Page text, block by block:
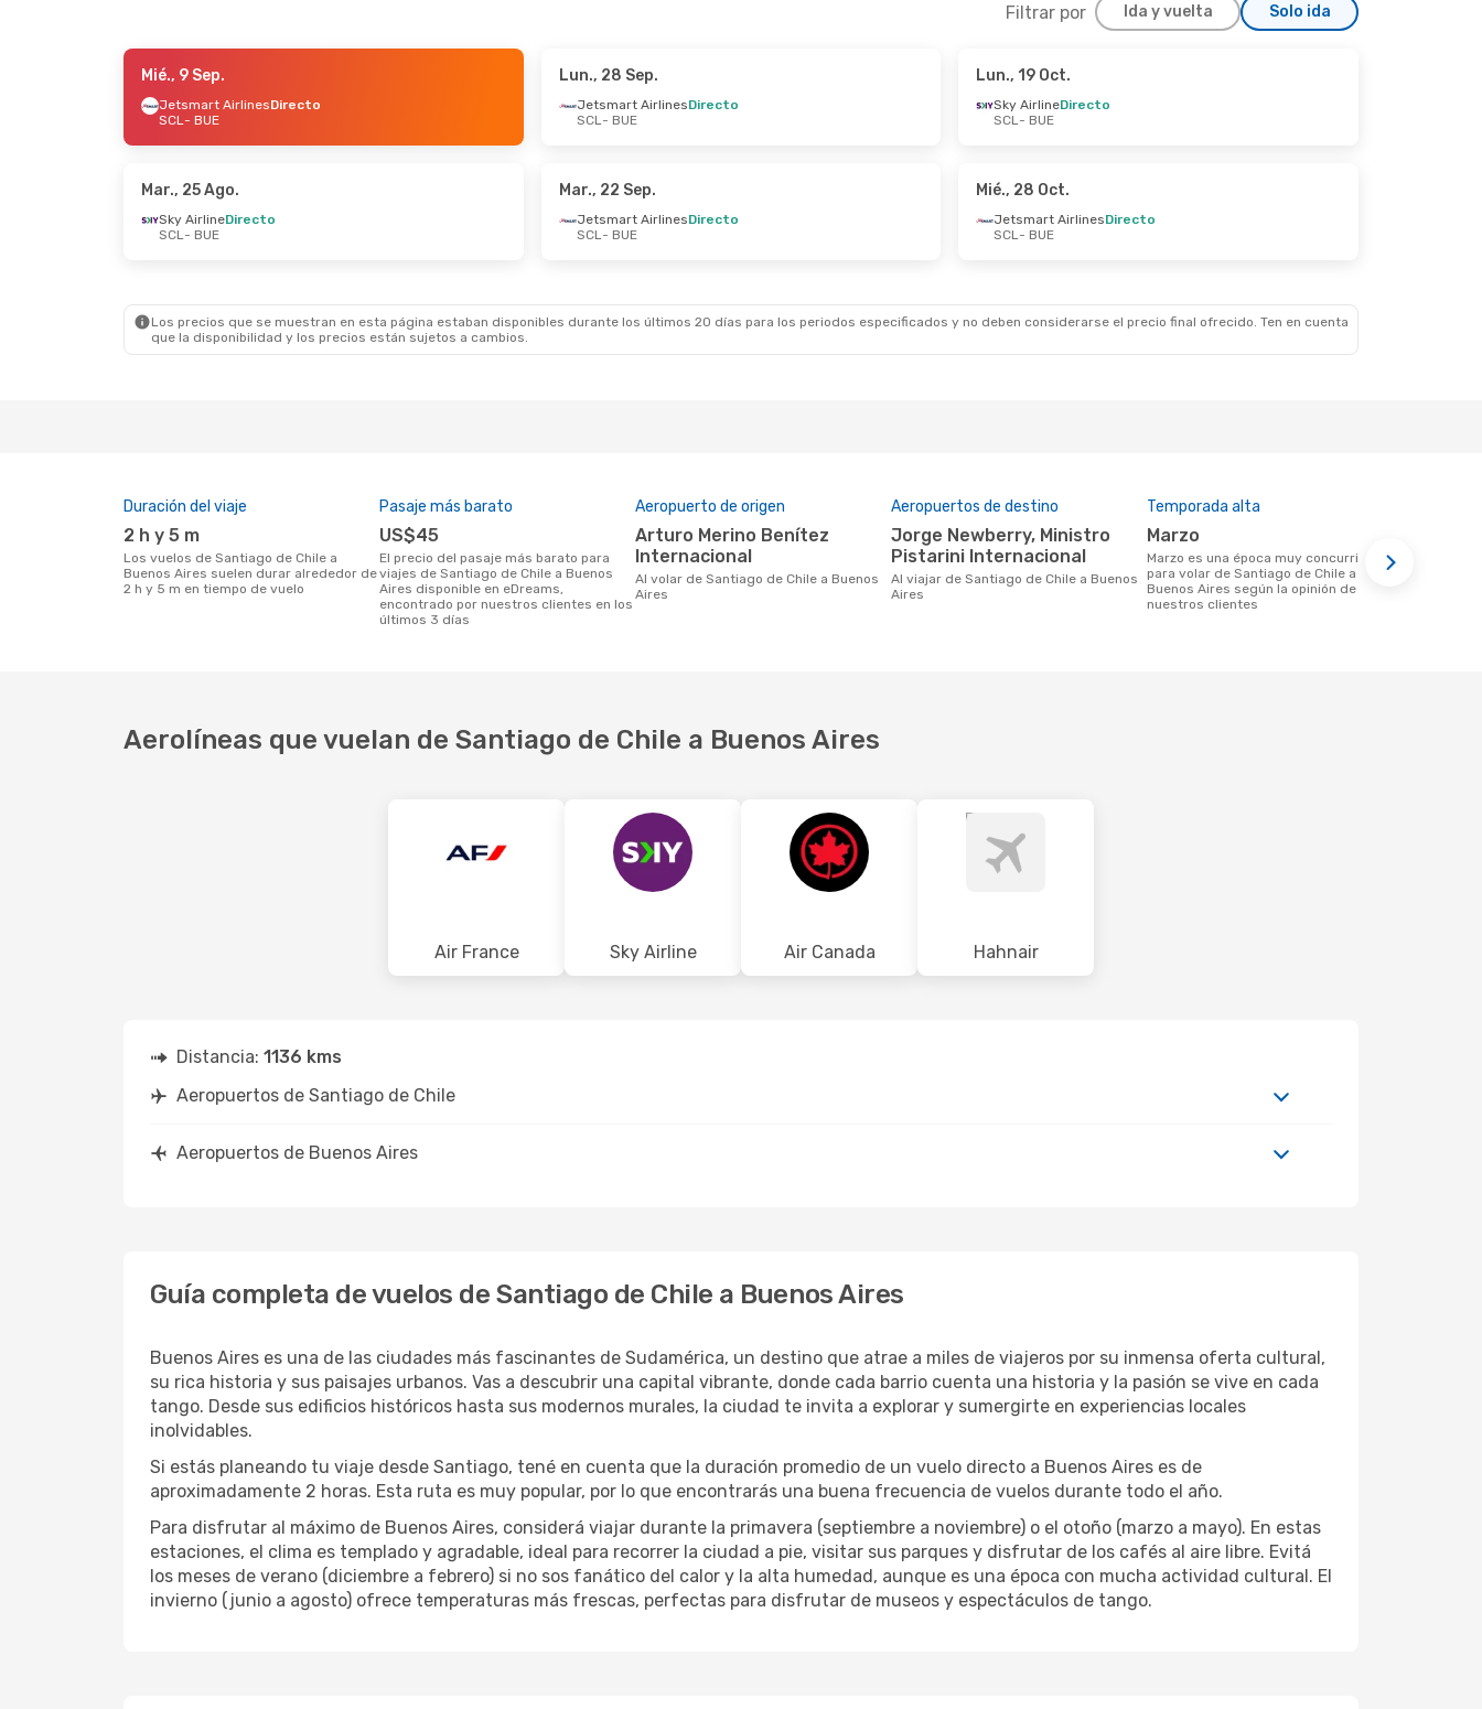
Filtrar por Ida y vuelta Solo ida
- Mié., 9 Sep.
Directo
1 Escala
Directo
- Dom., 18 Oct. - Dom., 1 Nov.
BUE
- SCL
- Mié., 7 Oct.
- SCL
Mié., 9 Sep.
Jetsmart AirlinesDirecto
SCL- BUE
Lun., 28 Sep.
Jetsmart AirlinesDirecto
SCL- BUE
Lun., 19 Oct.
Sky AirlineDirecto
SCL- BUE
Mar., 25 Ago.
Sky AirlineDirecto
SCL- BUE
Mar., 22 Sep.
Jetsmart AirlinesDirecto
SCL- BUE
Mié., 28 Oct.
Jetsmart AirlinesDirecto
SCL- BUE
Los precios que se muestran en esta página estaban disponibles durante los últimos 20 días para los periodos especificados y no deben considerarse el precio final ofrecido. Ten en cuenta
que la disponibilidad y los precios están sujetos a cambios.
Duración del viaje
2 h y 5 m
Los vuelos de Santiago de Chile a
Buenos Aires suelen durar alrededor de
2 h y 5 m en tiempo de vuelo
Pasaje más barato
US$45
El precio del pasaje más barato para
viajes de Santiago de Chile a Buenos
Aires disponible en eDreams,
encontrado por nuestros clientes en los
últimos 3 días
Aeropuerto de origen
Arturo Merino Benítez
Internacional
Al volar de Santiago de Chile a Buenos
Aires
Aeropuertos de destino
Jorge Newberry, Ministro
Pistarini Internacional
Al viajar de Santiago de Chile a Buenos
Aires
Temporada alta
marzo
marzo es una época muy concurrida
para volar de Santiago de Chile a
Buenos Aires según la opinión de
nuestros clientes
Aerolíneas que vuelan de Santiago de Chile a Buenos Aires
Air France Sky Airline Air Canada Hahnair
Distancia: 1136 kms
Aeropuertos de Santiago de Chile
Aeropuertos de Buenos Aires
Guía completa de vuelos de Santiago de Chile a Buenos Aires
Buenos Aires es una de las ciudades más fascinantes de Sudamérica, un destino que atrae a miles de viajeros por su inmensa oferta cultural,
su rica historia y sus paisajes urbanos. Vas a descubrir una capital vibrante, donde cada barrio cuenta una historia y la pasión se vive en cada
tango. Desde sus edificios históricos hasta sus modernos murales, la ciudad te invita a explorar y sumergirte en experiencias locales
inolvidables.
Si estás planeando tu viaje desde Santiago, tené en cuenta que la duración promedio de un vuelo directo a Buenos Aires es de
aproximadamente 2 horas. Esta ruta es muy popular, por lo que encontrarás una buena frecuencia de vuelos durante todo el año.
Para disfrutar al máximo de Buenos Aires, considerá viajar durante la primavera (septiembre a noviembre) o el otoño (marzo a mayo). En estas
estaciones, el clima es templado y agradable, ideal para recorrer la ciudad a pie, visitar sus parques y disfrutar de los cafés al aire libre. Evitá
los meses de verano (diciembre a febrero) si no sos fanático del calor y la alta humedad, aunque es una época con mucha actividad cultural. El
invierno (junio a agosto) ofrece temperaturas más frescas, perfectas para disfrutar de museos y espectáculos de tango.